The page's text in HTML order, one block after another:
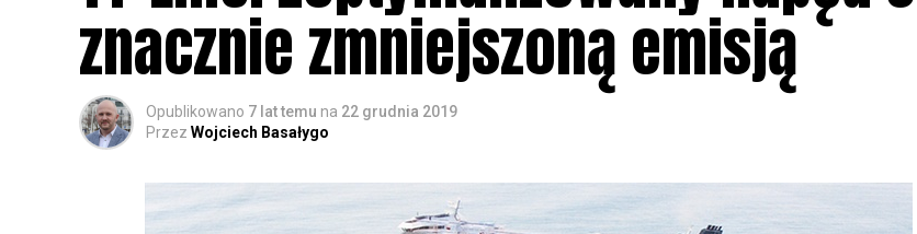
znacznie zmniejszoną emisją
Opublikowano 7 lat temu na 22 grudnia 2019
Przez Wojciech Basałygo